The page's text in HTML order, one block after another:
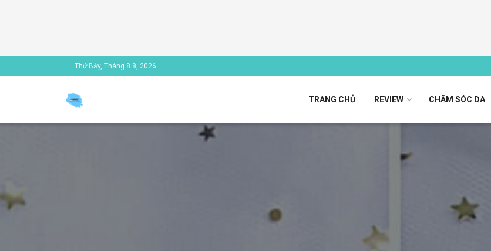
Thứ Bảy, Tháng 8 8, 2026
TRANG CHỦ REVIEW CHĂM SÓC DA